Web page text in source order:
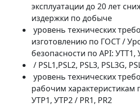
эксплуатации до 20 лет
издержки по добыче
уровень технических
изготовлению по ГОСТ /
безопасности по API: УТТ1,
/ PSL1,PSL2, PSL3, PSL3G,
уровень технических
рабочим характеристикам
УТР1, УТР2 / PR1, PR2